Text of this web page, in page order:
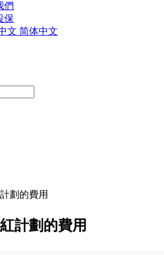
們
保
文 简体中文
劃的費用
計劃的費用